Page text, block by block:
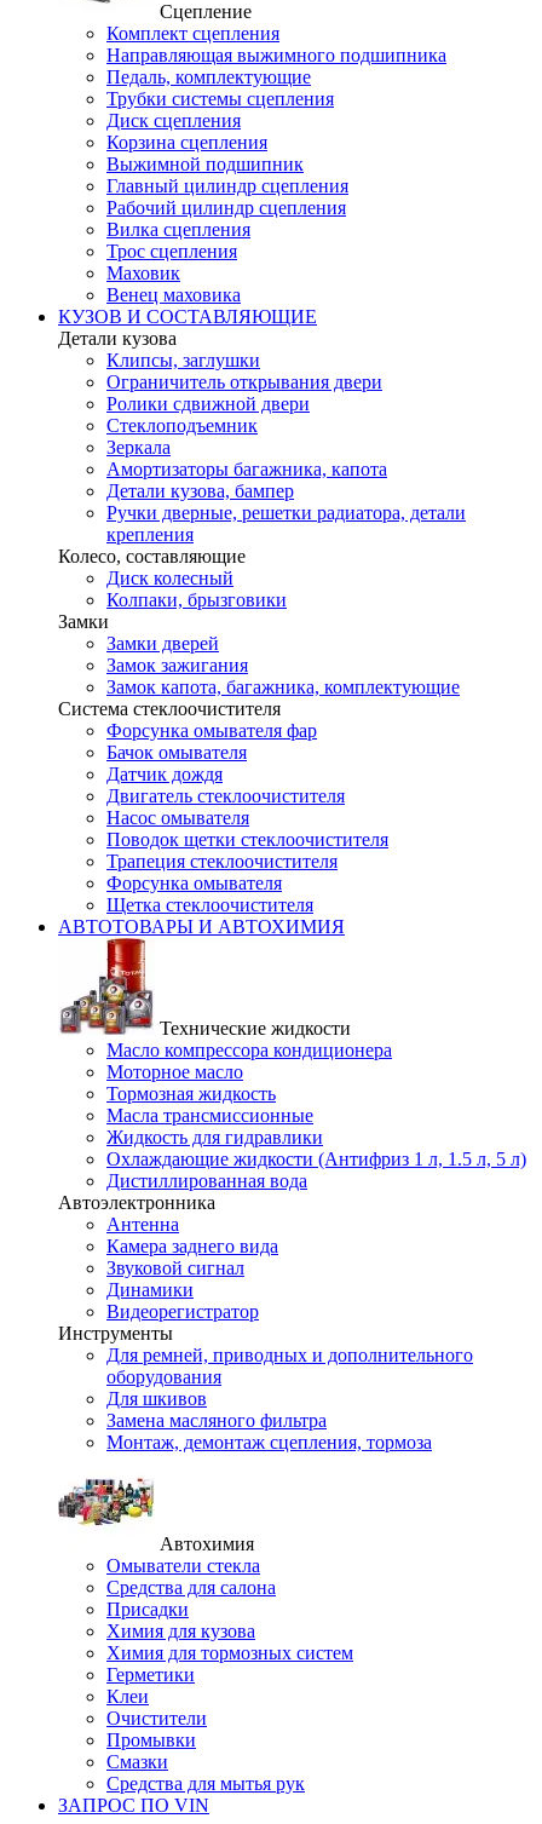
Сцепление
Комплект сцепления
Направляющая выжимного подшипника
Педаль, комплектующие
Трубки системы сцепления
Диск сцепления
Корзина сцепления
Выжимной подшипник
Главный цилиндр сцепления
Рабочий цилиндр сцепления
Вилка сцепления
Трос сцепления
Маховик
Венец маховика
КУЗОВ И СОСТАВЛЯЮЩИЕ
Детали кузова
Клипсы, заглушки
Ограничитель открывания двери
Ролики сдвижной двери
Стеклоподъемник
Зеркала
Амортизаторы багажника, капота
Детали кузова, бампер
Ручки дверные, решетки радиатора, детали
крепления
Колесо, составляющие
Диск колесный
Колпаки, брызговики
Замки
Замки дверей
Замок зажигания
Замок капота, багажника, комплектующие
Система стеклоочистителя
Форсунка омывателя фар
Бачок омывателя
Датчик дождя
Двигатель стеклоочистителя
Насос омывателя
Поводок щетки стеклоочистителя
Трапеция стеклоочистителя
Форсунка омывателя
Щетка стеклоочистителя
АВТОТОВАРЫ И АВТОХИМИЯ
Технические жидкости
Масло компрессора кондиционера
Моторное масло
Тормозная жидкость
Масла трансмиссионные
Жидкость для гидравлики
Охлаждающие жидкости (Антифриз 1 л, 1.5 л, 5 л)
Дистиллированная вода
Автоэлектронника
Антенна
Камера заднего вида
Звуковой сигнал
Динамики
Видеорегистратор
Инструменты
Для ремней, приводных и дополнительного
оборудования
Для шкивов
Замена масляного фильтра
Монтаж, демонтаж сцепления, тормоза
Автохимия
Омыватели стекла
Средства для салона
Присадки
Химия для кузова
Химия для тормозных систем
Герметики
Клеи
Очистители
Промывки
Смазки
Средства для мытья рук
ЗАПРОС ПО VIN